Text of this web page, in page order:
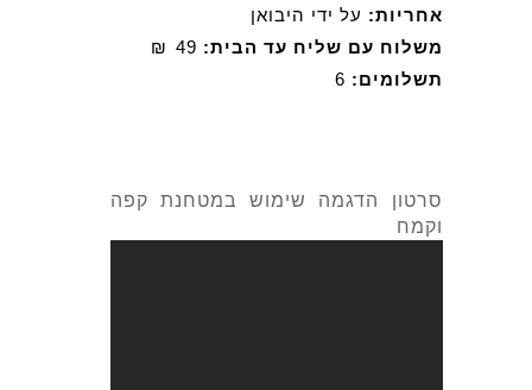
אחריות: על ידי היבואן
משלוח עם שליח עד הבית: 49
₪
תשלומים: 6
סרטון הדגמה שימוש במטחנת קפה
וקמח